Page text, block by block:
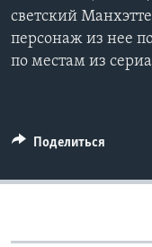
Языки
светский
персонаж из нее
по местам из
Поделиться